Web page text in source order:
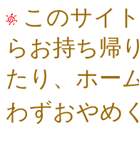
このサイ
らお持ち帰
たり、ホー
わずおやめ